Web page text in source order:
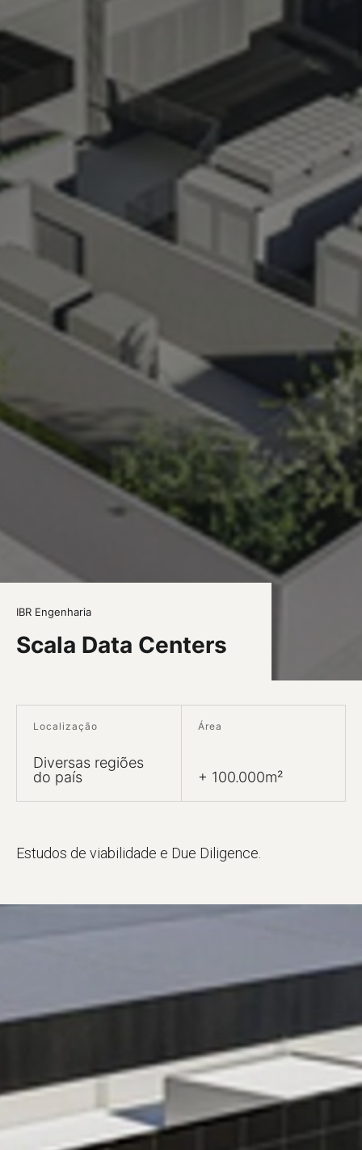
IBR Engenharia
Scala Data Centers
Localização
Diversas regiões
do país
Área
+ 100.000m²
Estudos de viabilidade e Due Diligence.